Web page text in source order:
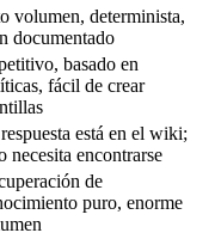
volumen, determinista,
documentado
basado en
fácil de crear
está en el wiki;
necesita encontrarse
de
puro, enorme